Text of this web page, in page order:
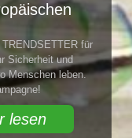
für
Sicherheit und
Menschen leben.
lesen